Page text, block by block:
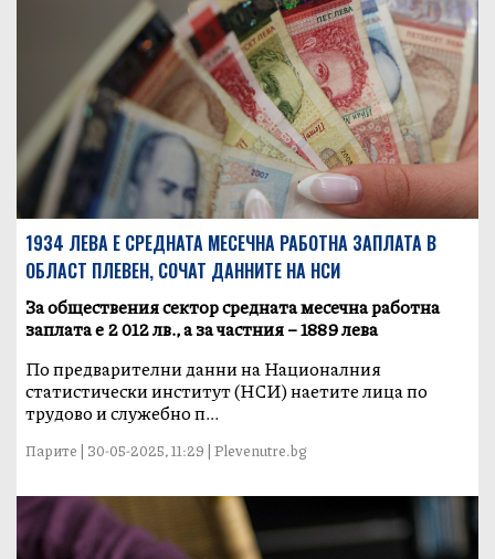
1934 ЛЕВА Е СРЕДНАТА МЕСЕЧНА РАБОТНА ЗАПЛАТА В
ОБЛАСТ ПЛЕВЕН, СОЧАТ ДАННИТЕ НА НСИ
За обществения сектор средната месечна работна
заплата е 2 012 лв., а за частния – 1889 лева
По предварителни данни на Националния
статистически институт (НСИ) наетите лица по
трудово и служебно п...
Парите | 30-05-2025, 11:29 | Plevenutre.bg